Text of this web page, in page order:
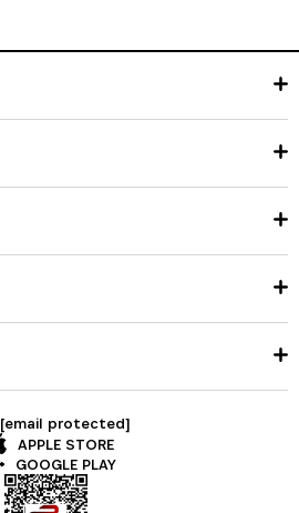
[email protected]
APPLE STORE
GOOGLE PLAY